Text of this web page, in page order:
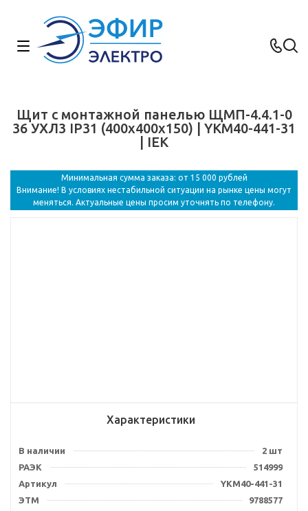
Щит с монтажной панелью ЩМП-4.4.1-0
36 УХЛ3 IP31 (400x400x150) | YKM40-441-31
| IEK
Минимальная сумма заказа: от 15 000 рублей
Внимание! В условиях нестабильной ситуации на рынке цены могут
меняться. Актуальные цены просим уточнять по телефону.
Характеристики
В наличии
2 шт
РАЭК
514999
Артикул
YKM40-441-31
ЭТМ
9788577